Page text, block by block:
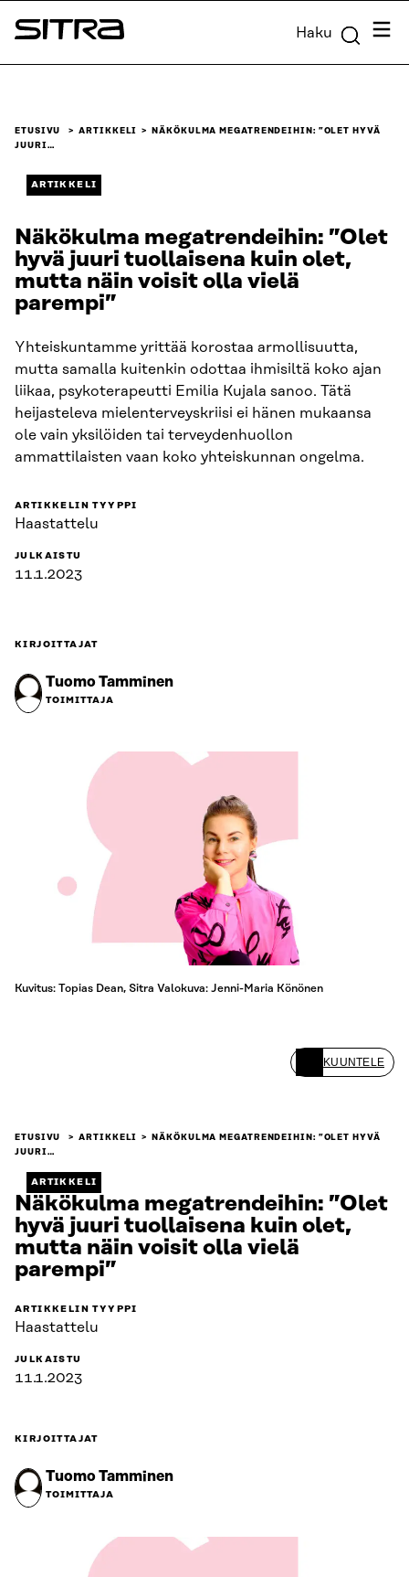
Siirry
suoraan
Sitra Haku
ETUSIVU ARTIKKELI
NÄKÖKULMA MEGATRENDEIHIN: ”OLET HYVÄ
JUURI…
ARTIKKELI
Näkökulma megatrendeihin: ”Olet
hyvä juuri tuollaisena kuin olet,
mutta näin voisit olla vielä
parempi”
Yhteiskuntamme yrittää korostaa armollisuutta,
mutta samalla kuitenkin odottaa ihmisiltä koko ajan
liikaa, psykoterapeutti Emilia Kujala sanoo. Tätä
heijasteleva mielenterveyskriisi ei hänen mukaansa
ole vain yksilöiden tai terveydenhuollon
ammattilaisten vaan koko yhteiskunnan ongelma.
ARTIKKELIN TYYPPI
Haastattelu
JULKAISTU
11.1.2023
KIRJOITTAJAT
Tuomo Tamminen
TOIMITTAJA
Kuvitus: Topias Dean, Sitra Valokuva: Jenni-Maria Könönen
KUUNTELE
ETUSIVU ARTIKKELI
NÄKÖKULMA MEGATRENDEIHIN: ”OLET HYVÄ
JUURI…
ARTIKKELI
Näkökulma megatrendeihin: ”Olet
hyvä juuri tuollaisena kuin olet,
mutta näin voisit olla vielä
parempi”
ARTIKKELIN TYYPPI
Haastattelu
JULKAISTU
11.1.2023
KIRJOITTAJAT
Tuomo Tamminen
TOIMITTAJA